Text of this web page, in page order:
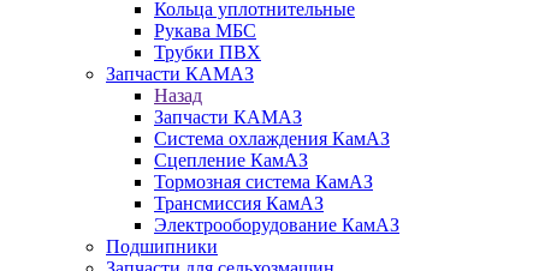
Кольца уплотнительные
Рукава МБС
Трубки ПВХ
Запчасти КАМАЗ
Назад
Запчасти КАМАЗ
Система охлаждения КамАЗ
Сцепление КамАЗ
Тормозная система КамАЗ
Трансмиссия КамАЗ
Электрооборудование КамАЗ
Подшипники